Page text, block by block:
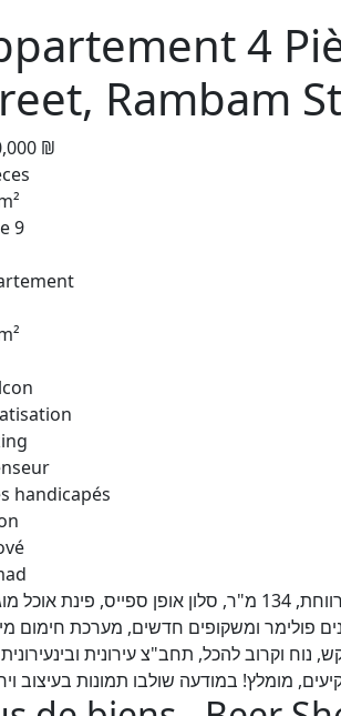
4
Rambam
₪
9
handicapés
למכירה במרכז העיר ברח' הנרי קנדל דירת 4 חד' גדולה ומרווחת, 134 מ"ר, סלון אופן ספייס,
פולימר ומשקופים חדשים, מערכת חימום
וקרוב להכל, תחב"צ עירונית
מומלץ! במודעה שולבו תמונות בעיצוב